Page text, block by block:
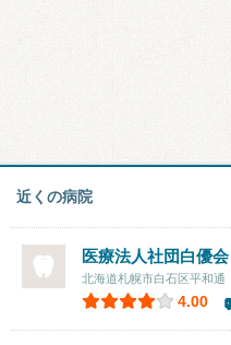
近くの病院
医療法人社団白優会
北海道札幌市白石区平和通
4.00